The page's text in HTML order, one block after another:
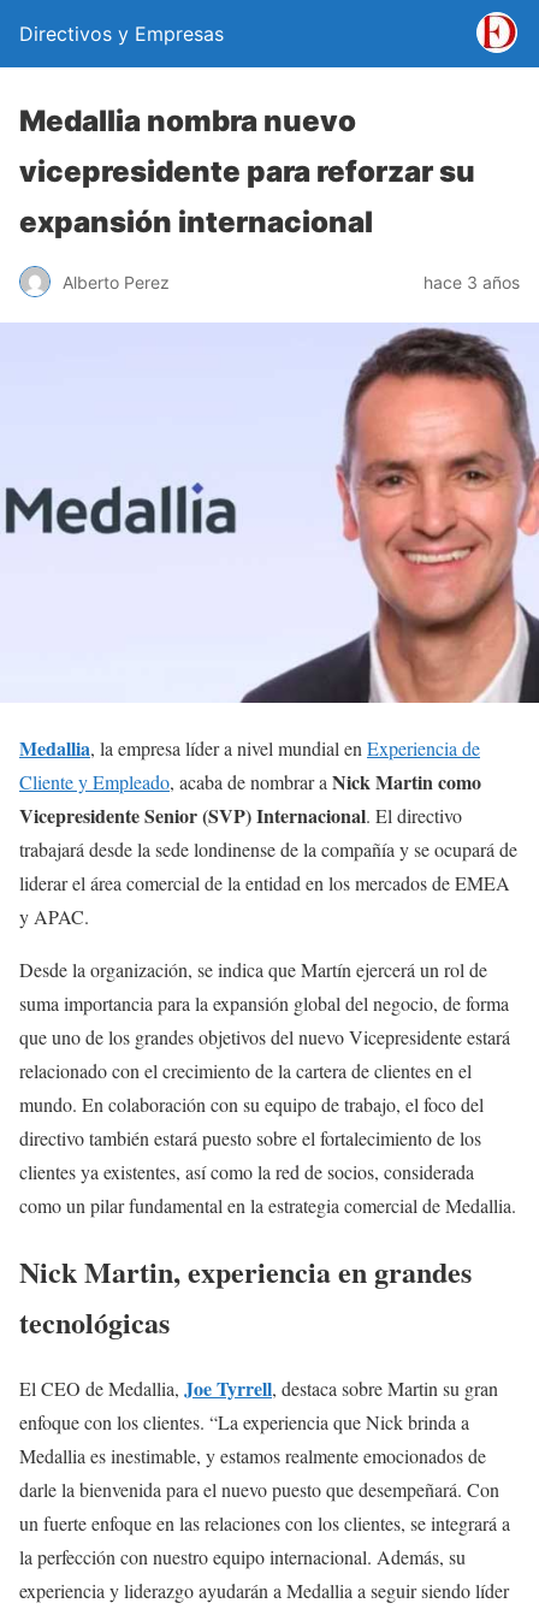
Directivos y Empresas
Medallia nombra nuevo
vicepresidente para reforzar su
expansión internacional
Alberto Perez hace 3 años
Medallia, la empresa líder a nivel mundial en Experiencia de
Cliente y Empleado, acaba de nombrar a Nick Martin como
Vicepresidente Senior (SVP) Internacional. El directivo
trabajará desde la sede londinense de la compañía y se ocupará de
liderar el área comercial de la entidad en los mercados de EMEA
y APAC.
Desde la organización, se indica que Martín ejercerá un rol de
suma importancia para la expansión global del negocio, de forma
que uno de los grandes objetivos del nuevo Vicepresidente estará
relacionado con el crecimiento de la cartera de clientes en el
mundo. En colaboración con su equipo de trabajo, el foco del
directivo también estará puesto sobre el fortalecimiento de los
clientes ya existentes, así como la red de socios, considerada
como un pilar fundamental en la estrategia comercial de Medallia.
Nick Martin, experiencia en grandes
tecnológicas
El CEO de Medallia, Joe Tyrrell, destaca sobre Martin su gran
enfoque con los clientes. “La experiencia que Nick brinda a
Medallia es inestimable, y estamos realmente emocionados de
darle la bienvenida para el nuevo puesto que desempeñará. Con
un fuerte enfoque en las relaciones con los clientes, se integrará a
la perfección con nuestro equipo internacional. Además, su
experiencia y liderazgo ayudarán a Medallia a seguir siendo líder